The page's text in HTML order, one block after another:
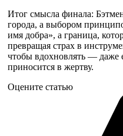
Итог смысла финала:
города, а выбором
имя добра», а граница,
превращая страх в
чтобы вдохновлять — даже
приносится в жертву.
Оцените статью